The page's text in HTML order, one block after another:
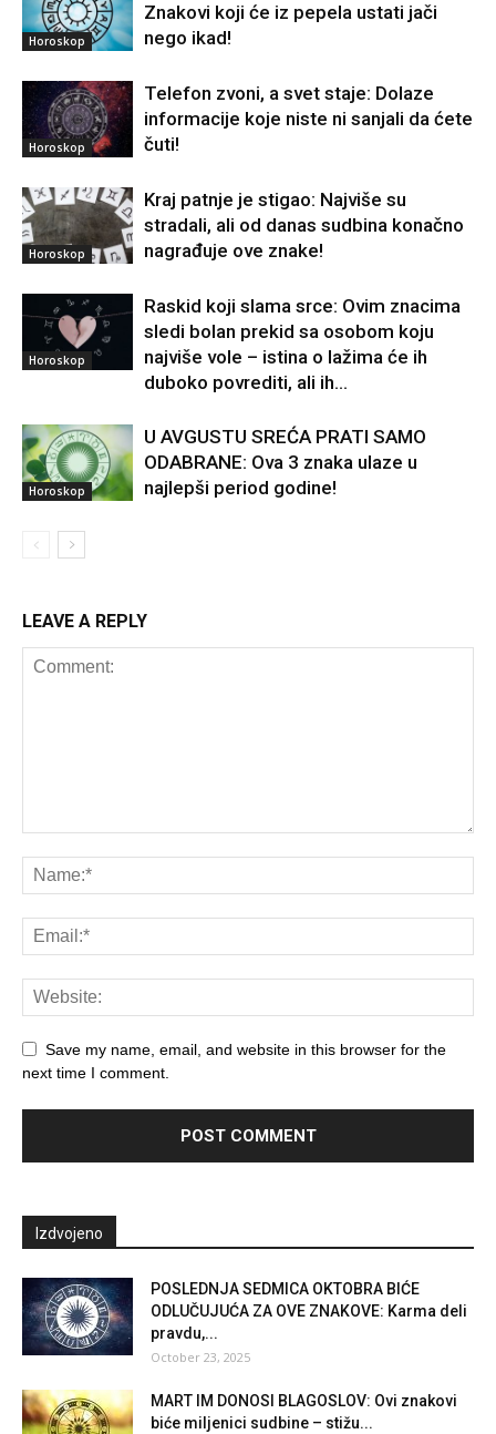
Horoskop
Znakovi koji će iz pepela ustati jači
nego ikad!
Horoskop
Telefon zvoni, a svet staje: Dolaze
informacije koje niste ni sanjali da ćete
čuti!
Horoskop
Kraj patnje je stigao: Najviše su
stradali, ali od danas sudbina konačno
nagrađuje ove znake!
Horoskop
Raskid koji slama srce: Ovim znacima
sledi bolan prekid sa osobom koju
najviše vole – istina o lažima će ih
duboko povrediti, ali ih...
Horoskop
U AVGUSTU SREĆA PRATI SAMO
ODABRANE: Ova 3 znaka ulaze u
najlepši period godine!
LEAVE A REPLY
Save my name, email, and website in this browser for the
next time I comment.
Izdvojeno
POSLEDNJA SEDMICA OKTOBRA BIĆE
ODLUČUJUĆA ZA OVE ZNAKOVE: Karma deli
pravdu,...
October 23, 2025
MART IM DONOSI BLAGOSLOV: Ovi znakovi
biće miljenici sudbine – stižu...